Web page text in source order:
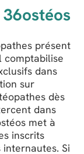
présent
comptabilise
dans
sur
dès
dans
met à
inscrits
Si